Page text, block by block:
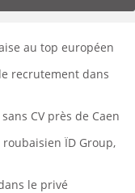
au top européen
recrutement dans
CV près de Caen
ÏD Group,
le privé